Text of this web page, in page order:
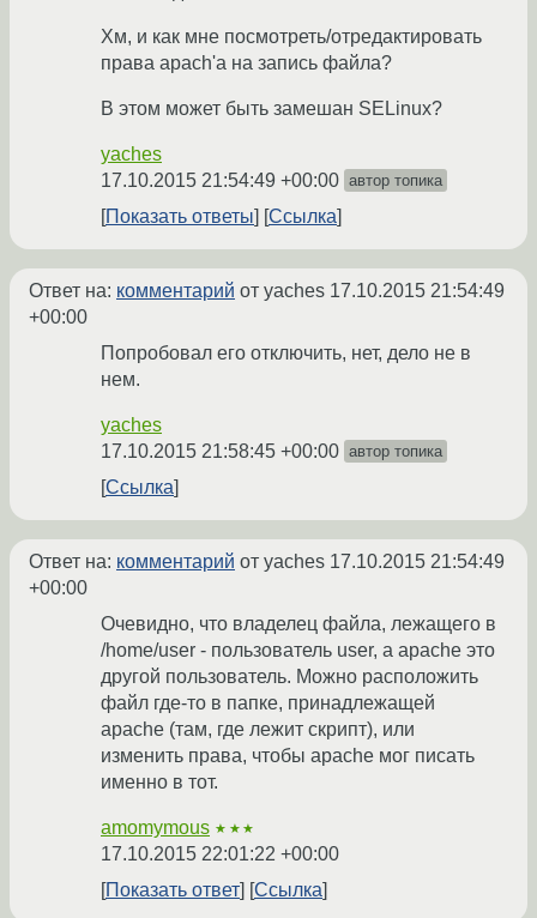
Хм, и как мне посмотреть/отредактировать
права apach'а на запись файла?
В этом может быть замешан SELinux?
yaches
17.10.2015 21:54:49 +00:00 автор топика
Показать ответы Ссылка
Ответ на: комментарий от yaches 17.10.2015 21:54:49
+00:00
Попробовал его отключить, нет, дело не в
нем.
yaches
17.10.2015 21:58:45 +00:00 автор топика
Ссылка
Ответ на: комментарий от yaches 17.10.2015 21:54:49
+00:00
Очевидно, что владелец файла, лежащего в
/home/user - пользователь user, а apache это
другой пользователь. Можно расположить
файл где-то в папке, принадлежащей
apache (там, где лежит скрипт), или
изменить права, чтобы apache мог писать
именно в тот.
amomymous ★★★
17.10.2015 22:01:22 +00:00
Показать ответ
Ссылка